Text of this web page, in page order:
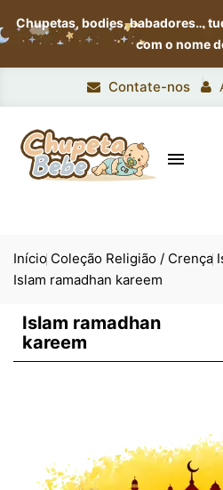
Chupetas, bodies, babadores…
com o nome
Contate-nos

Início Coleção Religião / Crença
Islam ramadhan kareem
Islam ramadhan
kareem